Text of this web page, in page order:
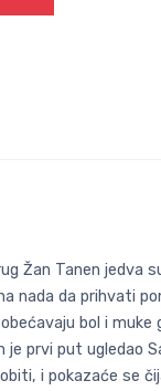
Žan Tanen jedva
nada da prihvati
bol i
prvi put ugledao
i pokazaće se